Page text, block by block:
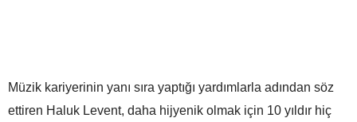
Müzik kariyerinin yanı sıra yaptığı yardımlarla adından söz
ettiren Haluk Levent, daha hijyenik olmak için 10 yıldır hiç